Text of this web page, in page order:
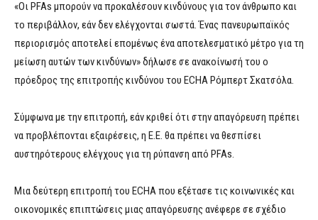
«Οι PFAs μπορούν να προκαλέσουν κινδύνους για τον άνθρωπο και
το περιβάλλον, εάν δεν ελέγχονται σωστά. Ένας πανευρωπαϊκός
περιορισμός αποτελεί επομένως ένα αποτελεσματικό μέτρο για τη
μείωση αυτών των κινδύνων» δήλωσε σε ανακοίνωσή του ο
πρόεδρος της επιτροπής κινδύνου του ECHA Ρόμπερτ Σκατσόλα.
Σύμφωνα με την επιτροπή, εάν κριθεί ότι στην απαγόρευση πρέπει
να προβλέπονται εξαιρέσεις, η Ε.Ε. θα πρέπει να θεσπίσει
αυστηρότερους ελέγχους για τη ρύπανση από PFAs.
Μια δεύτερη επιτροπή του ECHA που εξέτασε τις κοινωνικές και
οικονομικές επιπτώσεις μιας απαγόρευσης ανέφερε σε σχέδιο